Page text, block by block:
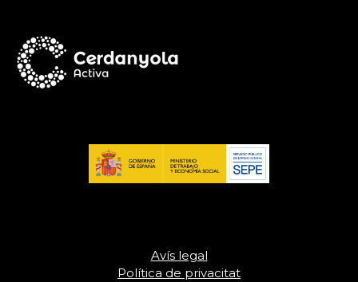
Avís legal
Política de privacitat